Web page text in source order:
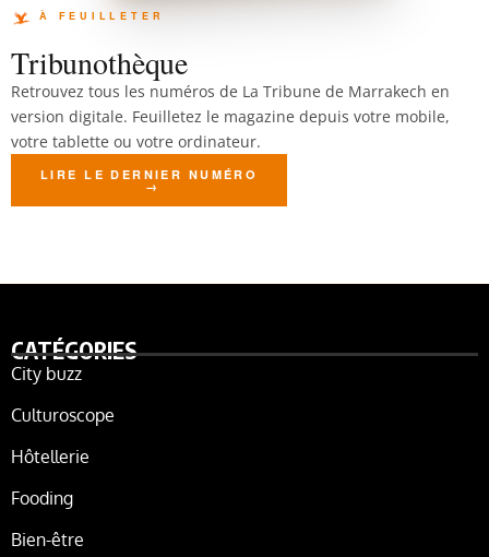
Tribunothèque
Retrouvez tous les numéros de La Tribune de Marrakech en
version digitale. Feuilletez le magazine depuis votre mobile,
votre tablette ou votre ordinateur.
LIRE LE DERNIER NUMÉRO
CATÉGORIES
City buzz
Culturoscope
Hôtellerie
Fooding
Bien-être